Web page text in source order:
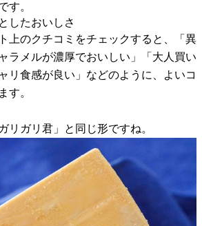
す。
したおいしさ
上のクチコミをチェックすると、「異
ラメルが濃厚でおいしい」「大人買い
リ食感が良い」などのように、よいコ
す。
リガリ君」と同じ形ですね。